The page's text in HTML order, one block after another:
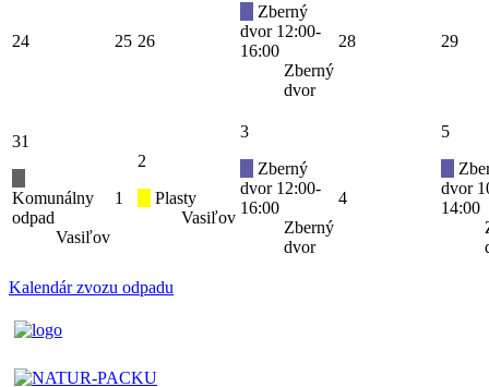
24 25 26
Zberný
dvor 12:00-
16:00
Zberný
dvor
28 29
31
Komunálny
odpad
Vasiľov
1
2
Plasty
Vasiľov
3
Zberný
dvor 12:00-
16:00
Zberný
dvor
4
5
dvor
14:00
Kalendár zvozu odpadu